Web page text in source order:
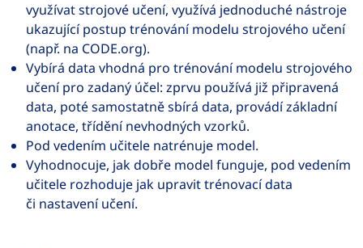
využívat strojové učení, využívá jednoduché nástroje
ukazující postup trénování modelu strojového učení
(např. na CODE.org).
Vybírá data vhodná pro trénování modelu strojového
učení pro zadaný účel: zprvu používá již připravená
data, poté samostatně sbírá data, provádí základní
anotace, třídění nevhodných vzorků.
Pod vedením učitele natrénuje model.
Vyhodnocuje, jak dobře model funguje, pod vedením
učitele rozhoduje jak upravit trénovací data
či nastavení učení.